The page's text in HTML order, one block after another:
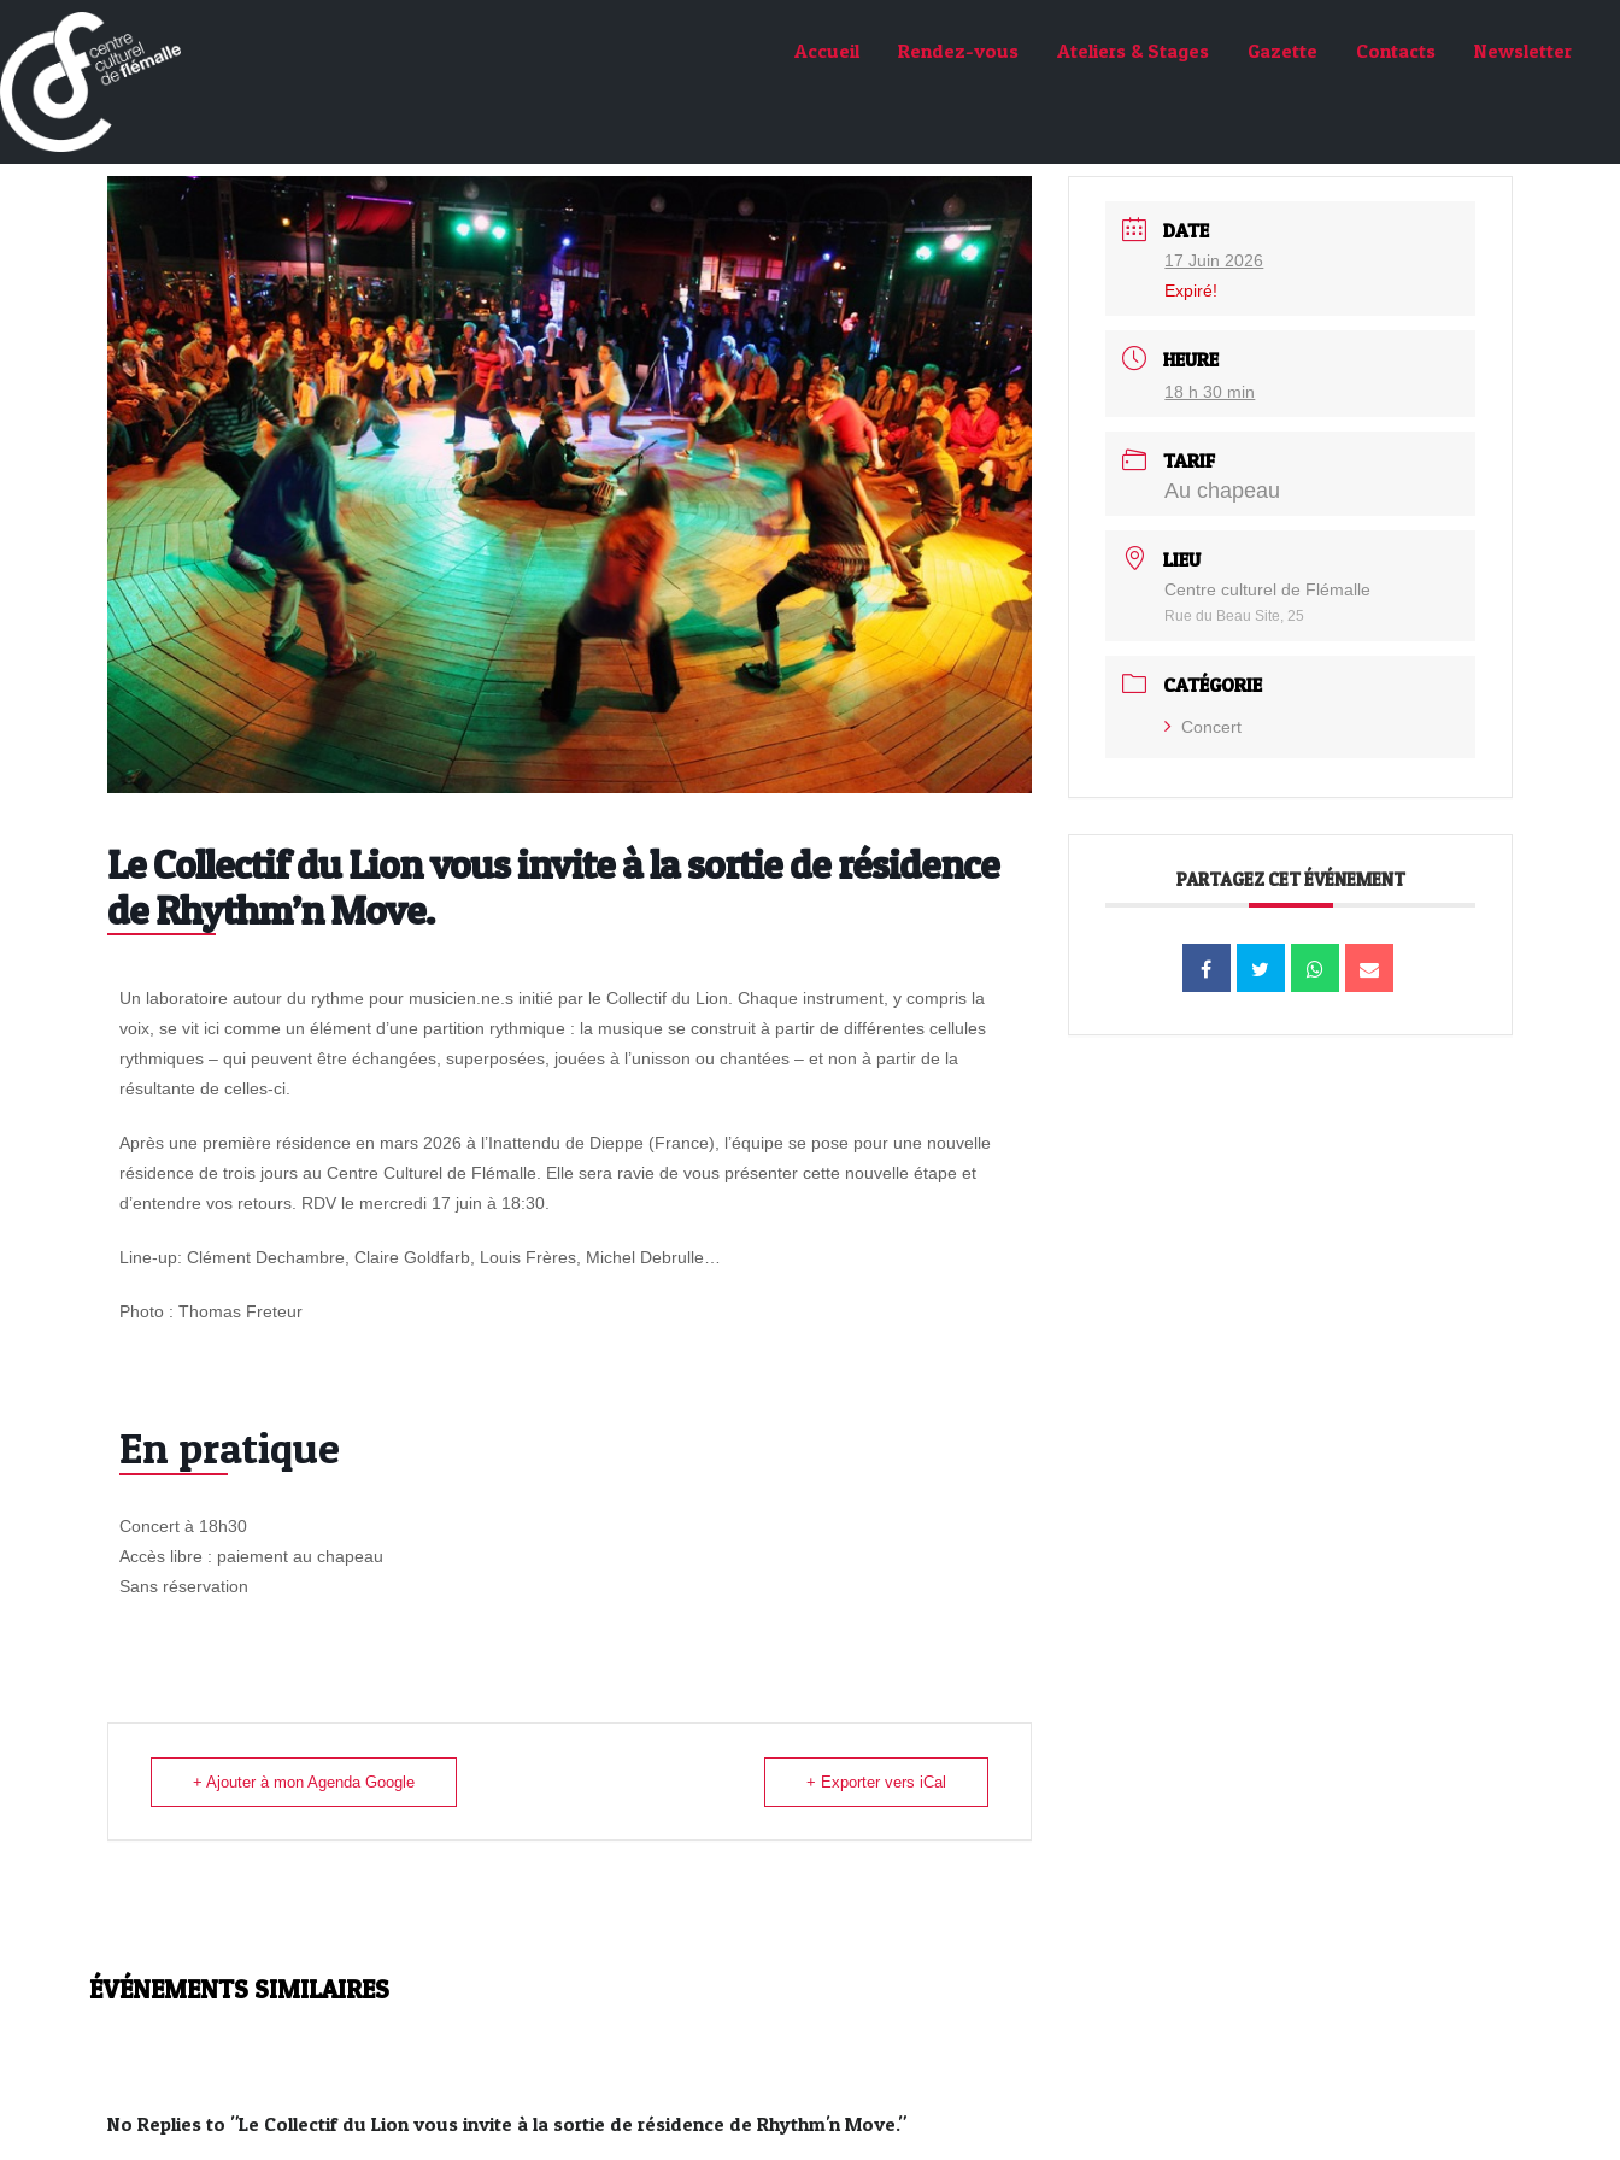
Accueil Rendez-vous Ateliers & Stages Gazette Contacts Newsletter
Le Collectif du Lion vous invite à la sortie de résidence
de Rhythm’n Move.
Un laboratoire autour du rythme pour musicien.ne.s initié par le Collectif du Lion. Chaque instrument, y compris la
voix, se vit ici comme un élément d’une partition rythmique : la musique se construit à partir de différentes cellules
rythmiques – qui peuvent être échangées, superposées, jouées à l’unisson ou chantées – et non à partir de la
résultante de celles-ci.
Après une première résidence en mars 2026 à l’Inattendu de Dieppe (France), l’équipe se pose pour une nouvelle
résidence de trois jours au Centre Culturel de Flémalle. Elle sera ravie de vous présenter cette nouvelle étape et
d’entendre vos retours. RDV le mercredi 17 juin à 18:30.
Line-up: Clément Dechambre, Claire Goldfarb, Louis Frères, Michel Debrulle…
Photo : Thomas Freteur
En pratique
Concert à 18h30
Accès libre : paiement au chapeau
Sans réservation
+ Ajouter à mon Agenda Google + Exporter vers iCal
DATE
17 Juin 2026
Expiré!
HEURE
18 h 30 min
TARIF
Au chapeau
LIEU
Centre culturel de Flémalle
Rue du Beau Site, 25
CATÉGORIE
Concert
PARTAGEZ CET ÉVÉNEMENT
ÉVÉNEMENTS SIMILAIRES
No Replies to "Le Collectif du Lion vous invite à la sortie de résidence de Rhythm'n Move."